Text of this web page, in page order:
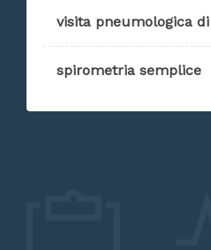
visita pneumologica
spirometria semplice